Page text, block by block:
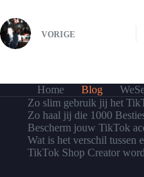
VORIGE
Home Blog
Zo slim gebruik jij het
Zo haal jij die 1000
Bescherm jouw TikTok
Wat is het verschil tussen
TikTok Shop Creator